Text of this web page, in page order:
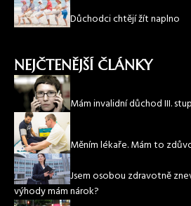
Důchodci chtějí žít naplno
NEJČTENĚJŠÍ ČLÁNKY
Mám invalidní důchod III.
Měním lékaře. Mám to
Jsem osobou zdravotně
výhody mám nárok?